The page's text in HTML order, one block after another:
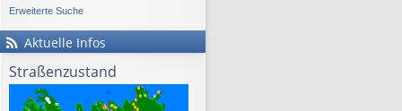
Erweiterte Suche
Aktuelle Infos
Straßenzustand